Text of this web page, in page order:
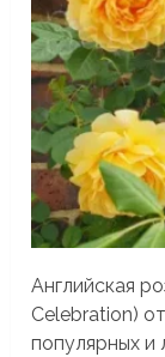
Английская
Celebration)
популярных